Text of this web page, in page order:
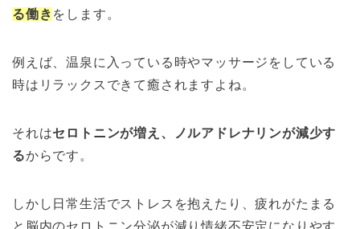
る働き をします。
例えば、温泉に入っている時やマッサージをしている
時はリラックスできて癒されますよね。
それはセロトニンが増え、ノルアドレナリンが減少す
るからです。
しかし日常生活でストレスを抱えたり、疲れがたまる